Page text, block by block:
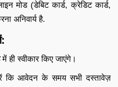
मोड (डेबिट कार्ड, क्रेडिट कार्ड,
अनिवार्य है.
में ही स्वीकार किए जाएंगे।
कि आवेदन के समय सभी दस्तावेज़